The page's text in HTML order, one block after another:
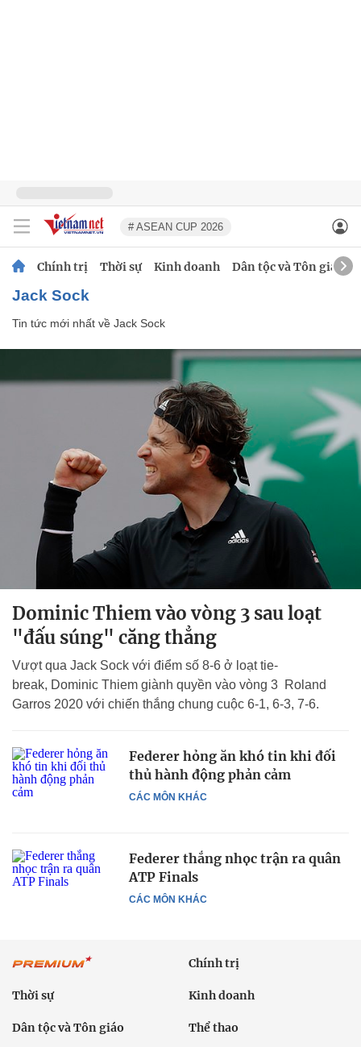
# ASEAN CUP 2026
Chính trị Thời sự Kinh doanh Dân tộc và Tôn giáo
Jack Sock
Tin tức mới nhất về Jack Sock
Dominic Thiem vào vòng 3 sau loạt
"đấu súng" căng thẳng
Vượt qua Jack Sock với điểm số 8-6 ở loạt tie-
break, Dominic Thiem giành quyền vào vòng 3 Roland
Garros 2020 với chiến thắng chung cuộc 6-1, 6-3, 7-6.
CÁC MÔN KHÁC
Federer hỏng ăn khó tin khi đối
thủ hành động phản cảm
CÁC MÔN KHÁC
Federer thắng nhọc trận ra quân
ATP Finals
Chính trị
Thời sự Kinh doanh
Dân tộc và Tôn giáo Thể thao